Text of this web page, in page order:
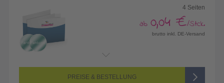
4 Seiten
ab 0,04 €/Stck.
brutto inkl. DE-Versand
Seitenanzahl: 4-seitig (Vorderseite und Rückseite bedruckt)
5/5-farbig (vollfarbig bedruckt + 1 Sonderfarbe)
PREISE & BESTELLUNG